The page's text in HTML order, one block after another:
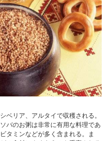
ベリア、アルタイで収穫される。
バのお粥は非常に有用な料理であ
タミンなどが多く含まれる。ま